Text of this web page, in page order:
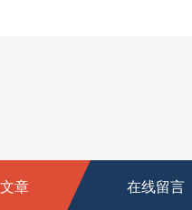
章 在线留言